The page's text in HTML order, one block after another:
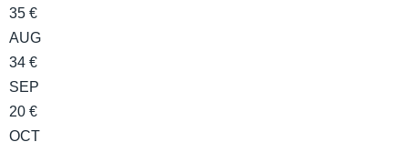
35 €
AUG
34 €
SEP
20 €
OCT